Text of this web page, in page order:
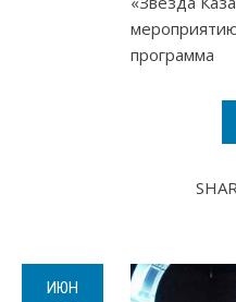
программа
ИЮН